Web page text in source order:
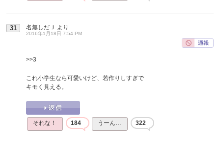
31 名無しだＪ より
2016年1月18日 7:54 PM
>>3
これ小学生なら可愛いけど、若作りしすぎで
キモく見える。
それな！ 184 うーん… 322